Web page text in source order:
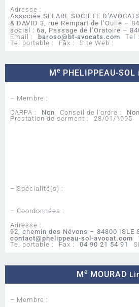
Adresse :
Associée SELARL SOCIETE
& DAVID 3, rue Rempart de l’Oulle –
social : 6a, Passage de l’Oratoire –
Email :
baroso@bt-avocats.com Tel :
Tel portable :
Fax : Site Web :
Me PHELIPPEAU-SOL
– Membre :
CARPA :
Non Conseil de l'ordre :
Non
Prestation de serment :
23/01/1995
– Spécialité(s) :
– Coordonnées :
Adresse :
92, chemin des Névons – 84800 ISLE
contact@phelippeau-sol-avocat.com
Tel portable :
Fax : 04 90 21 54 91
Me MOURAD
– Membre :